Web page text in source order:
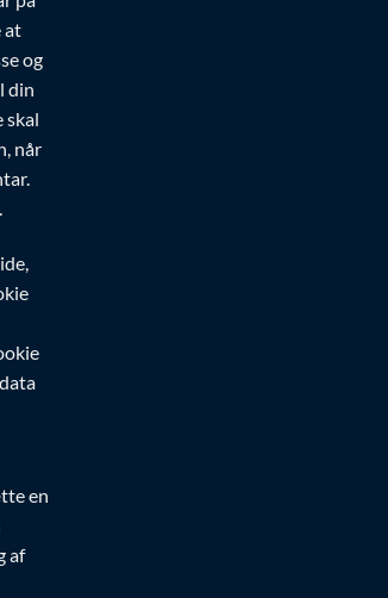
at
og
din
skal
når
en
af